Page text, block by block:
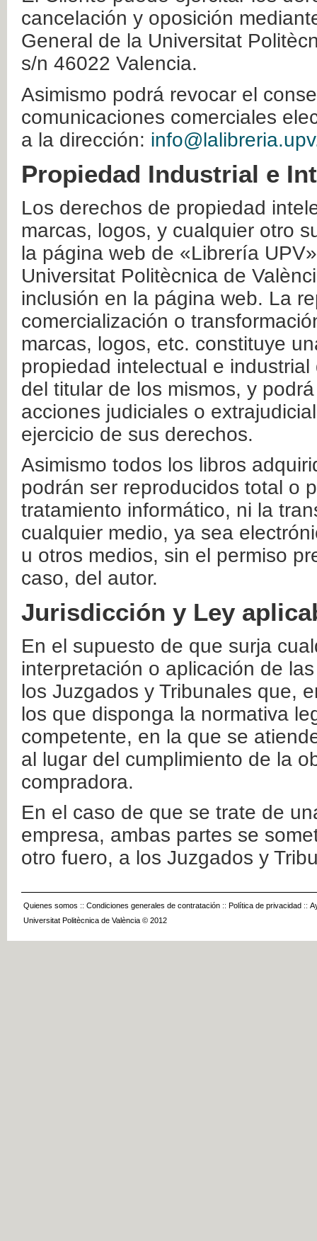
cancelación y oposición
General de la Universitat
s/n 46022 Valencia.
Asimismo podrá revocar el
comunicaciones comerciales
a la dirección:
Propiedad Industrial e
Los derechos de propiedad
marcas, logos, y cualquier otro
la página web de «Librería
Universitat Politècnica de
inclusión en la página web. La
comercialización o
marcas, logos, etc. constituye
propiedad intelectual e
del titular de los mismos, y
acciones judiciales o
ejercicio de sus derechos.
Asimismo todos los libros
podrán ser reproducidos total o
tratamiento informático, ni la
cualquier medio, ya sea
u otros medios, sin el permiso
caso, del autor.
Jurisdicción y Ley
En el supuesto de que surja
interpretación o aplicación de
los Juzgados y Tribunales que,
los que disponga la normativa
competente, en la que se
al lugar del cumplimiento de la
compradora.
En el caso de que se trate de
empresa, ambas partes se
otro fuero, a los Juzgados y
Quienes somos :: Condiciones generales de contratación :: Política de privacidad ::
Universitat Politècnica de València © 2012